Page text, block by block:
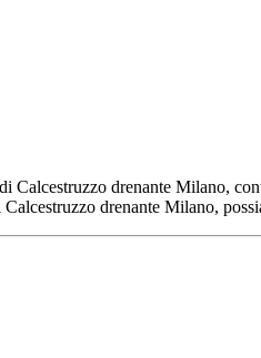
Calcestruzzo drenante Milano,
drenante Milano,